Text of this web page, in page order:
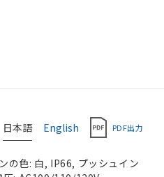
日本語 English PDF出力
の色: 白, IP66, プッシュイン